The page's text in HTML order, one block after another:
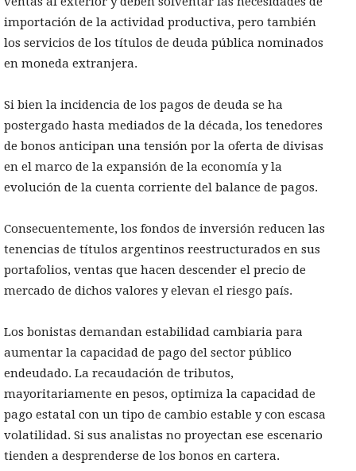
importación de la actividad productiva, pero también
los servicios de los títulos de deuda pública nominados
en moneda extranjera.
Si bien la incidencia de los pagos de deuda se ha
postergado hasta mediados de la década, los tenedores
de bonos anticipan una tensión por la oferta de divisas
en el marco de la expansión de la economía y la
evolución de la cuenta corriente del balance de pagos.
Consecuentemente, los fondos de inversión reducen las
tenencias de títulos argentinos reestructurados en sus
portafolios, ventas que hacen descender el precio de
mercado de dichos valores y elevan el riesgo país.
Los bonistas demandan estabilidad cambiaria para
aumentar la capacidad de pago del sector público
endeudado. La recaudación de tributos,
mayoritariamente en pesos, optimiza la capacidad de
pago estatal con un tipo de cambio estable y con escasa
volatilidad. Si sus analistas no proyectan ese escenario
tienden a desprenderse de los bonos en cartera.